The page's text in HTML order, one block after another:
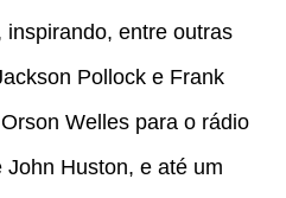
inspirando, entre outras
Pollock e Frank
Welles para o rádio
Huston, e até um